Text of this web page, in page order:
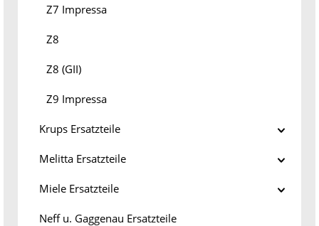
Z7 Impressa
Z8
Z8 (GII)
Z9 Impressa
Krups Ersatzteile
Melitta Ersatzteile
Miele Ersatzteile
Neff u. Gaggenau Ersatzteile